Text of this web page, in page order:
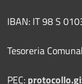
IBAN: IT 98 S
Tesoreria
PEC: